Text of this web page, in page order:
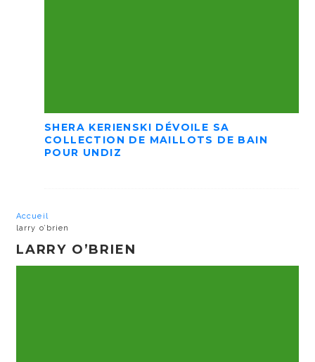
SHERA KERIENSKI DÉVOILE SA
COLLECTION DE MAILLOTS DE BAIN
POUR UNDIZ
Accueil
larry o’brien
LARRY O’BRIEN